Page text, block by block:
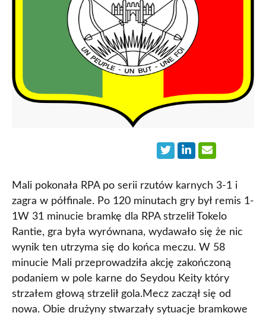
Mali pokonała RPA po serii rzutów karnych 3-1 i
zagra w półfinale. Po 120 minutach gry był remis 1-
1W 31 minucie bramkę dla RPA strzelił Tokelo
Rantie, gra była wyrównana, wydawało się że nic
wynik ten utrzyma się do końca meczu. W 58
minucie Mali przeprowadziła akcję zakończoną
podaniem w pole karne do Seydou Keity który
strzałem głową strzelił gola.Mecz zaczął się od
nowa. Obie drużyny stwarzały sytuacje bramkowe